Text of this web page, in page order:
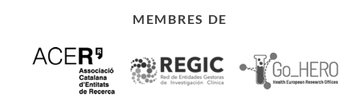
MEMBRES DE